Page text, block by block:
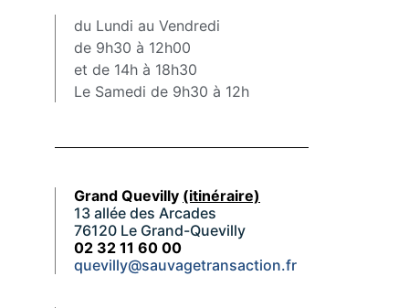
du Lundi au Vendredi
de 9h30 à 12h00
et de 14h à 18h30
Le Samedi de 9h30 à 12h
Grand Quevilly (itinéraire)
13 allée des Arcades
76120 Le Grand-Quevilly
02 32 11 60 00
quevilly@sauvagetransaction.fr